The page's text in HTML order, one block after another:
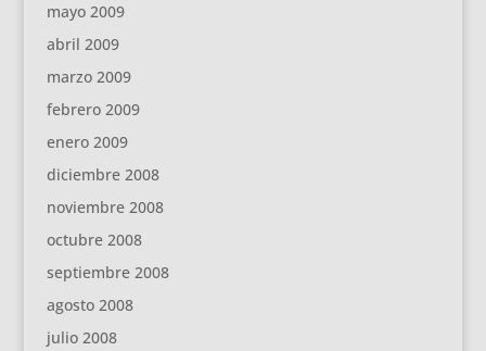
mayo 2009
abril 2009
marzo 2009
febrero 2009
enero 2009
diciembre 2008
noviembre 2008
octubre 2008
septiembre 2008
agosto 2008
julio 2008